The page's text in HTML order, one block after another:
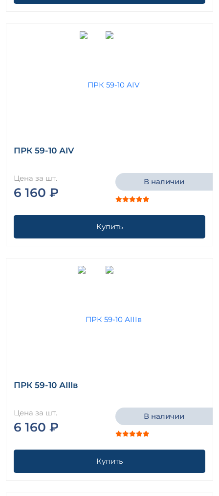
ПРК 59-10 АIV
Цена за шт.
6 160 ₽
В наличии
Купить
ПРК 59-10 АIIIв
Цена за шт.
6 160 ₽
В наличии
Купить